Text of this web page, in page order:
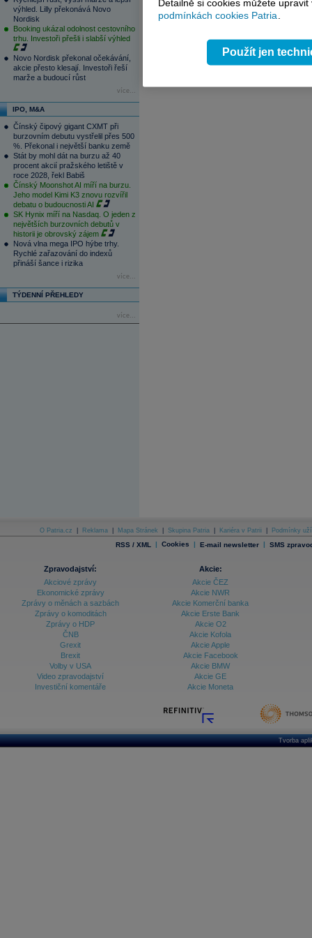
výhled. Lilly překonává Novo
Nordisk
Booking ukázal odolnost cestovního
trhu. Investoři přešli i slabší výhled
Novo Nordisk překonal očekávání,
akcie přesto klesají. Investoři řeší
marže a budoucí růst
více...
IPO, M&A
Čínský čipový gigant CXMT při
burzovním debutu vystřelil přes 500
%. Překonal i největší banku země
Stát by mohl dát na burzu až 40
procent akcií pražského letiště v
roce 2028, řekl Babiš
Čínský Moonshot AI míří na burzu.
Jeho model Kimi K3 znovu rozvířil
debatu o budoucnosti AI
SK Hynix míří na Nasdaq. O jeden z
největších burzovních debutů v
historii je obrovský zájem
Nová vlna mega IPO hýbe trhy.
Rychlé zařazování do indexů
přináší šance i rizika
více...
TÝDENNÍ PŘEHLEDY
více...
06.08.2026
15:57 ČNB ve vyčkávacím režimu, zvýšení
O Patria.cz Reklama Mapa Stránek Skupina Patria Kariéra v Patrii Podmínky
RSS / XML | Cookies | E-mail newsletter | SMS
Zpravodajství:
Akciové zprávy
Ekonomické zprávy
Zprávy o měnách a sazbách
Zprávy o komoditách
Zprávy o HDP
ČNB
Grexit
Brexit
Volby v USA
Video zpravodajství
Investiční komentáře
Akcie:
Akcie ČEZ
Akcie NWR
Akcie Komerční banka
Akcie Erste Bank
Akcie O2
Akcie Kofola
Akcie Apple
Akcie Facebook
Akcie BMW
Akcie GE
Akcie Moneta
Tvorba
Detailně si cookies můžete
podmínkách cookies Patria.
Použít jen